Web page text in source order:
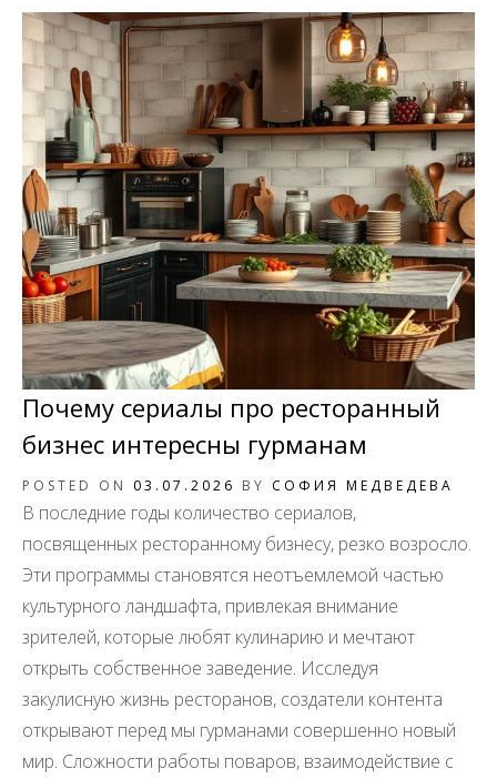
Почему сериалы про ресторанный
бизнес интересны гурманам
POSTED ON 03.07.2026 BY СОФИЯ МЕДВЕДЕВА
В последние годы количество сериалов,
посвященных ресторанному бизнесу, резко возросло.
Эти программы становятся неотъемлемой частью
культурного ландшафта, привлекая внимание
зрителей, которые любят кулинарию и мечтают
открыть собственное заведение. Исследуя
закулисную жизнь ресторанов, создатели контента
открывают перед мы гурманами совершенно новый
мир. Сложности работы поваров, взаимодействие с